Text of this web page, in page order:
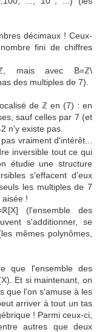
décimaux ! Ceux-
fini de chiffres
mais avec B=ℤ\
des multiples de 7).
de ℤ en (7) : en
sauf celles par 7 (et
n'y existe pas.
vraiment d'intérêt...
inversible tout ce qui
étudie une structure
s'effacent d'eux
les multiples de 7
!
(l'ensemble des
s'additionner, se
mêmes polynômes,
que l'ensemble des
Et si maintenant, on
que l'on s'amuse à les
arriver à tout un tas
! Parmi ceux-ci,
autres que deux